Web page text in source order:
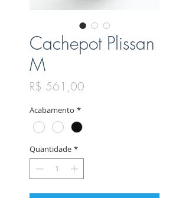
Cachepot Plissan
M
R$ 561,00
Acabamento *
Quantidade *